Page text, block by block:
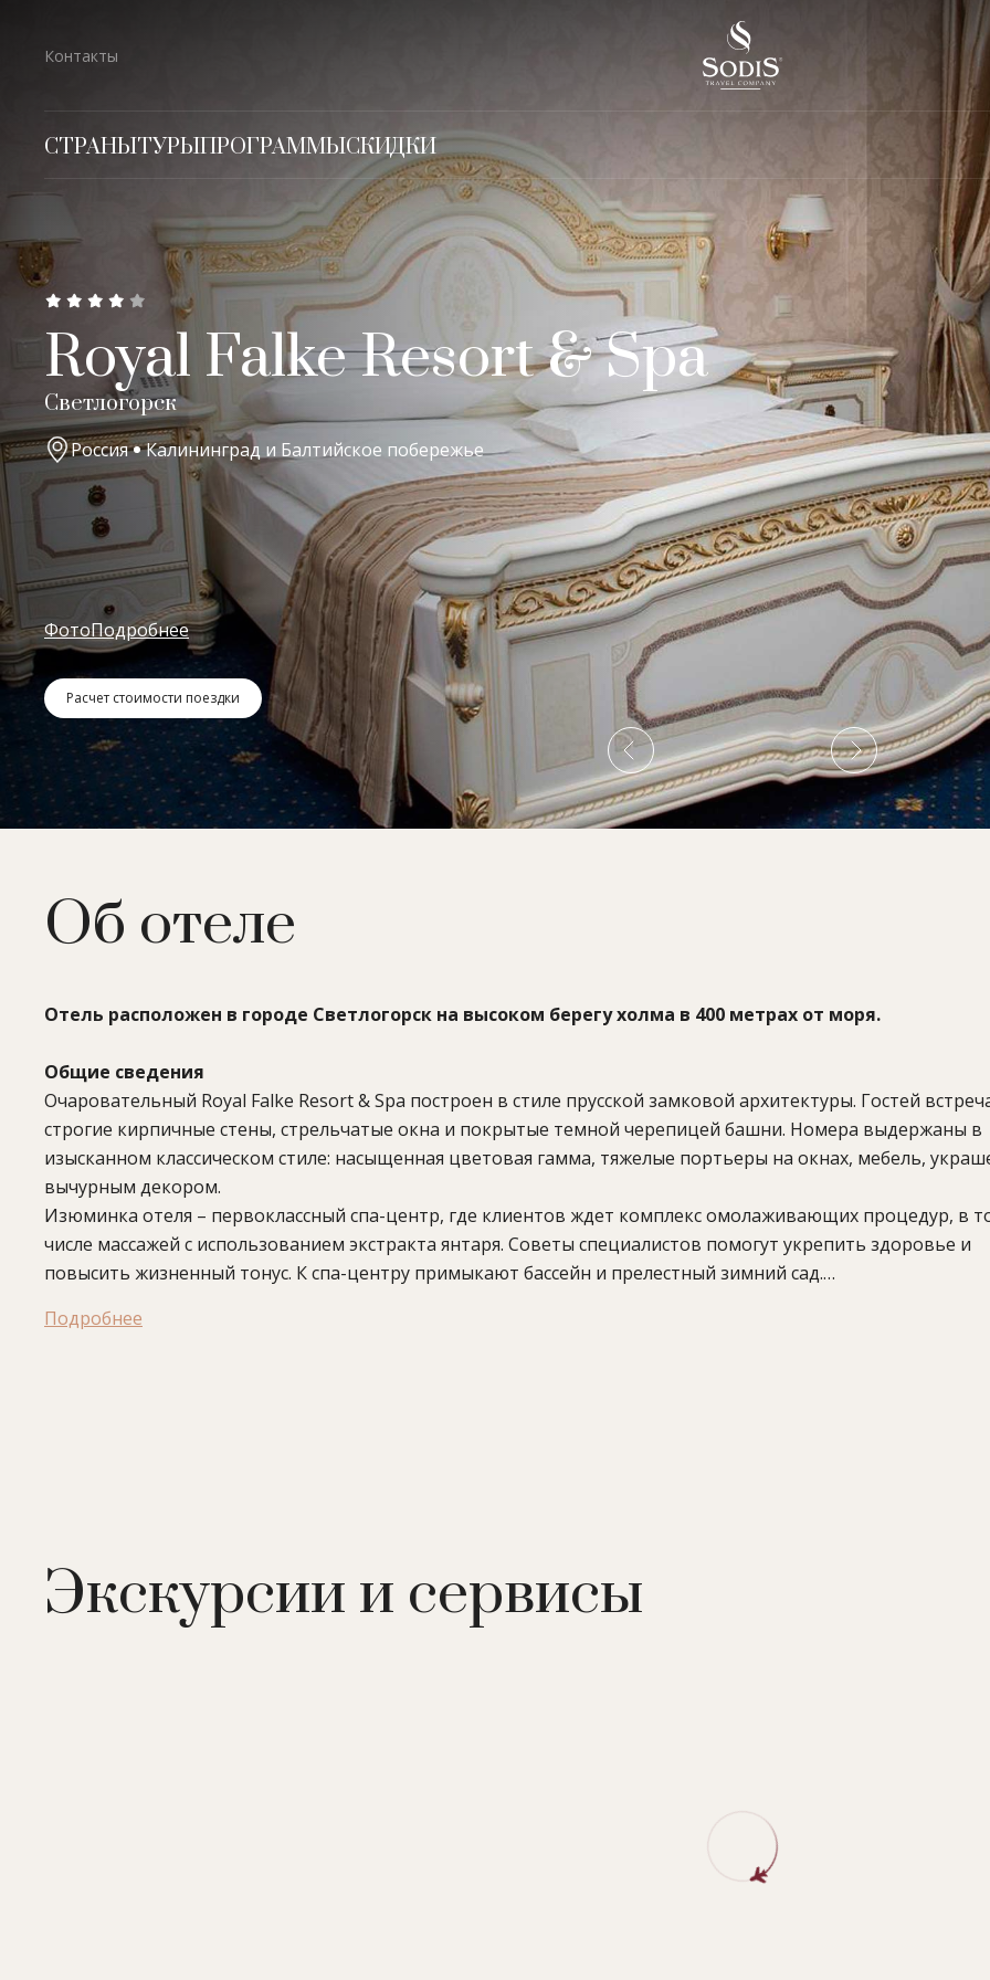
Контакты
СТРАНЫТУРЫПРОГРАММЫСКИДКИ
Royal Falke Resort & Spa
Светлогорск
Россия Калининград и Балтийское побережье
ФотоПодробнее
Расчет стоимости поездки
Об отеле
Отель расположен в городе Светлогорск на высоком берегу холма в 400 метрах от моря.
Общие сведения
Очаровательный Royal Falke Resort & Spa построен в стиле прусской замковой архитектуры. Гостей
строгие кирпичные стены, стрельчатые окна и покрытые темной черепицей башни. Номера выдержаны в
изысканном классическом стиле: насыщенная цветовая гамма, тяжелые портьеры на окнах, мебель,
вычурным декором.
Изюминка отеля – первоклассный спа-центр, где клиентов ждет комплекс омолаживающих процедур, в
числе массажей с использованием экстракта янтаря. Советы специалистов помогут укрепить здоровье и
повысить жизненный тонус. К спа-центру примыкают бассейн и прелестный зимний сад.
В отеле:ресторан, бар, спа-центр (закрытый бассейн с противотоком, джакузи с минеральной водой, сауна,
Подробнее
Экскурсии и сервисы